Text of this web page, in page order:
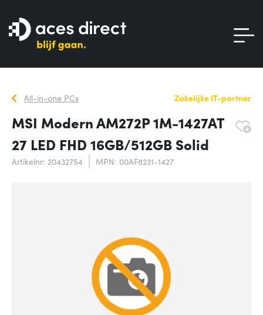
All-in-one PCs Zakelijke IT-partner
MSI Modern AM272P 1M-1427AT
27 LED FHD 16GB/512GB Solid
Artikelnr: 20432754 MPN: 00AF8231-1427